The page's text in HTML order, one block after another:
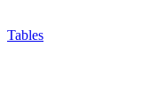
Tables